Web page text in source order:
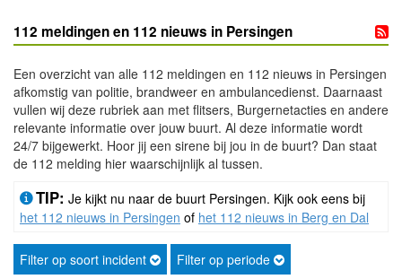
112 meldingen en 112 nieuws in Persingen
Een overzicht van alle 112 meldingen en 112 nieuws in Persingen
afkomstig van politie, brandweer en ambulancedienst. Daarnaast
vullen wij deze rubriek aan met flitsers, Burgernetacties en andere
relevante informatie over jouw buurt. Al deze informatie wordt
24/7 bijgewerkt. Hoor jij een sirene bij jou in de buurt? Dan staat
de 112 melding hier waarschijnlijk al tussen.
TIP: Je kijkt nu naar de buurt Persingen. Kijk ook eens bij
het 112 nieuws in Persingen of het 112 nieuws in Berg en Dal
Filter op soort incident Filter op periode